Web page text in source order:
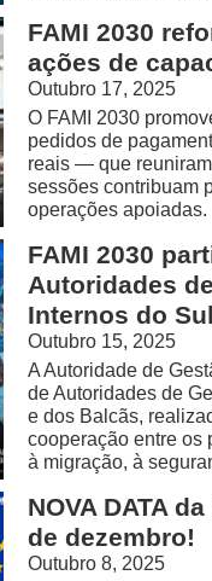
FAMI 2030
ações de
Outubro 17, 2025
O FAMI 2030
pedidos de
reais — que
sessões contribuam
operações apoiadas.
FAMI 2030
Autoridades
Internos do
Outubro 15, 2025
A Autoridade de
de Autoridades de
e dos Balcãs,
cooperação entre os
à migração, à
NOVA DATA
de dezembro!
Outubro 8, 2025